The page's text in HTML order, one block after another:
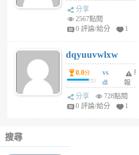
tu
6
個
月
前
分享
2567點閱
0 評論/給分
1
dqyuuvwlxw
0.0分
vs
dl
sq
fy
舉
報
分享
728點閱
0 評論/給分
1
搜尋